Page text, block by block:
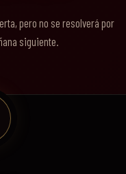
pero no se resolverá por
siguiente.